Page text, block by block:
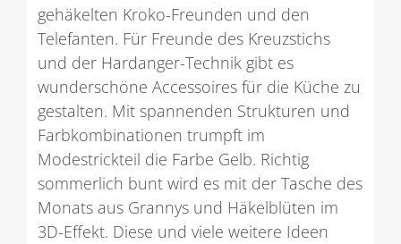
gehäkelten Kroko-Freunden und den
Telefanten. Für Freunde des Kreuzstichs
und der Hardanger-Technik gibt es
wunderschöne Accessoires für die Küche zu
gestalten. Mit spannenden Strukturen und
Farbkombinationen trumpft im
Modestrickteil die Farbe Gelb. Richtig
sommerlich bunt wird es mit der Tasche des
Monats aus Grannys und Häkelblüten im
3D-Effekt. Diese und viele weitere Ideen